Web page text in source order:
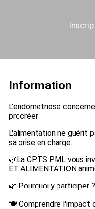
Information
L'endométriose
procréer.
L'alimentation ne guérit
sa prise en charge.
🌿La CPTS PML vous
ET ALIMENTATION
🌿 Pourquoi y participer ?
🍽️ Comprendre l'impact